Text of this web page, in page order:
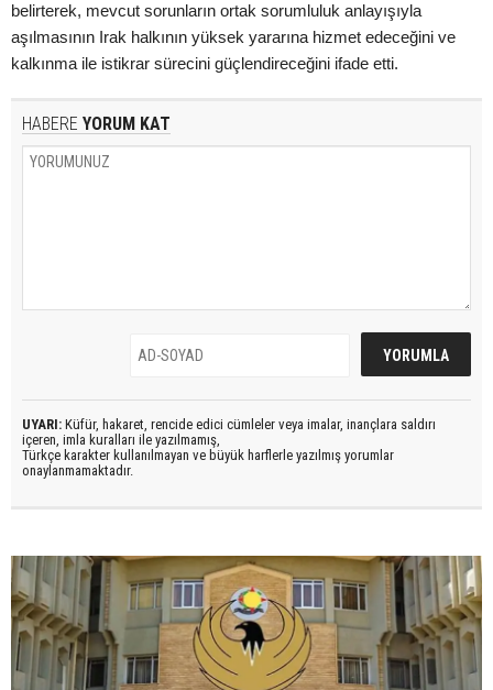
belirterek, mevcut sorunların ortak sorumluluk anlayışıyla
aşılmasının Irak halkının yüksek yararına hizmet edeceğini ve
kalkınma ile istikrar sürecini güçlendireceğini ifade etti.
HABERE YORUM KAT
UYARI: Küfür, hakaret, rencide edici cümleler veya imalar, inançlara saldırı
içeren, imla kuralları ile yazılmamış,
Türkçe karakter kullanılmayan ve büyük harflerle yazılmış yorumlar
onaylanmamaktadır.